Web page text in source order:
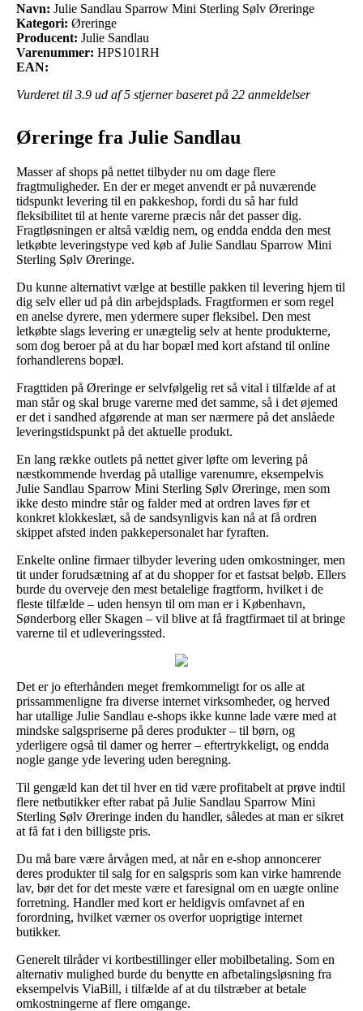
Navn: Julie Sandlau Sparrow Mini Sterling Sølv Øreringe
Kategori: Øreringe
Producent: Julie Sandlau
Varenummer: HPS101RH
EAN:
Vurderet til 3.9 ud af 5 stjerner baseret på 22 anmeldelser
Øreringe fra Julie Sandlau
Masser af shops på nettet tilbyder nu om dage flere
fragtmuligheder. En der er meget anvendt er på nuværende
tidspunkt levering til en pakkeshop, fordi du så har fuld
fleksibilitet til at hente varerne præcis når det passer dig.
Fragtløsningen er altså vældig nem, og endda endda den mest
letkøbte leveringstype ved køb af Julie Sandlau Sparrow Mini
Sterling Sølv Øreringe.
Du kunne alternativt vælge at bestille pakken til levering hjem til
dig selv eller ud på din arbejdsplads. Fragtformen er som regel
en anelse dyrere, men ydermere super fleksibel. Den mest
letkøbte slags levering er unægtelig selv at hente produkterne,
som dog beroer på at du har bopæl med kort afstand til online
forhandlerens bopæl.
Fragttiden på Øreringe er selvfølgelig ret så vital i tilfælde af at
man står og skal bruge varerne med det samme, så i det øjemed
er det i sandhed afgørende at man ser nærmere på det anslåede
leveringstidspunkt på det aktuelle produkt.
En lang række outlets på nettet giver løfte om levering på
næstkommende hverdag på utallige varenumre, eksempelvis
Julie Sandlau Sparrow Mini Sterling Sølv Øreringe, men som
ikke desto mindre står og falder med at ordren laves før et
konkret klokkeslæt, så de sandsynligvis kan nå at få ordren
skippet afsted inden pakkepersonalet har fyraften.
Enkelte online firmaer tilbyder levering uden omkostninger, men
tit under forudsætning af at du shopper for et fastsat beløb. Ellers
burde du overveje den mest betalelige fragtform, hvilket i de
fleste tilfælde – uden hensyn til om man er i København,
Sønderborg eller Skagen – vil blive at få fragtfirmaet til at bringe
varerne til et udleveringssted.
Det er jo efterhånden meget fremkommeligt for os alle at
prissammenligne fra diverse internet virksomheder, og herved
har utallige Julie Sandlau e-shops ikke kunne lade være med at
mindske salgspriserne på deres produkter – til børn, og
yderligere også til damer og herrer – eftertrykkeligt, og endda
nogle gange yde levering uden beregning.
Til gengæld kan det til hver en tid være profitabelt at prøve indtil
flere netbutikker efter rabat på Julie Sandlau Sparrow Mini
Sterling Sølv Øreringe inden du handler, således at man er sikret
at få fat i den billigste pris.
Du må bare være årvågen med, at når en e-shop annoncerer
deres produkter til salg for en salgspris som kan virke hamrende
lav, bør det for det meste være et faresignal om en uægte online
forretning. Handler med kort er heldigvis omfavnet af en
forordning, hvilket værner os overfor uoprigtige internet
butikker.
Generelt tilråder vi kortbestillinger eller mobilbetaling. Som en
alternativ mulighed burde du benytte en afbetalingsløsning fra
eksempelvis ViaBill, i tilfælde af at du tilstræber at betale
omkostningerne af flere omgange.